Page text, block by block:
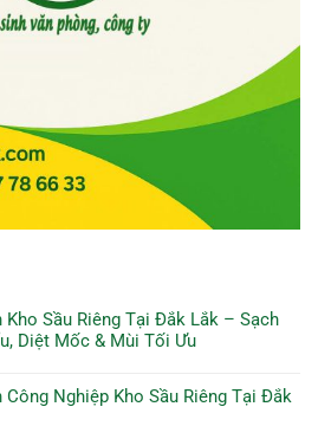
Kho Sầu Riêng Tại Đắk Lắk – Sạch
Diệt Mốc & Mùi Tối Ưu
Công Nghiệp Kho Sầu Riêng Tại Đắk